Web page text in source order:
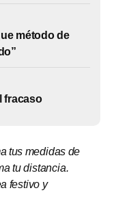
método de
fracaso
tus medidas de
tu distancia.
festivo y